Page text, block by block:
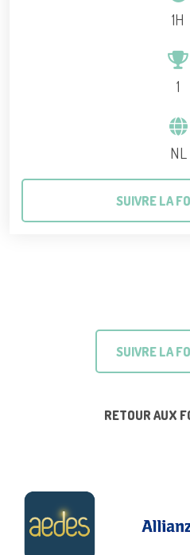
1H
1
NL
SUIVRE LA
SUIVRE LA
RETOUR AUX